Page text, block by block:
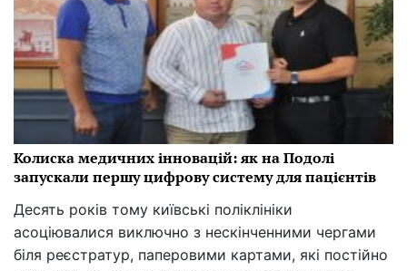
Колиска медичних інновацій: як на Подолі
запускали першу цифрову систему для пацієнтів
Десять років тому київські поліклініки
асоціювалися виключно з нескінченними чергами
біля реєстратур, паперовими картами, які постійно